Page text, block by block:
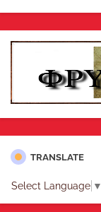
TRANSLATE
Select Language ▼